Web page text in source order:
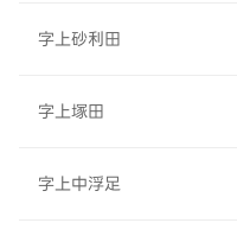
字上砂利田
字上塚田
字上中浮足